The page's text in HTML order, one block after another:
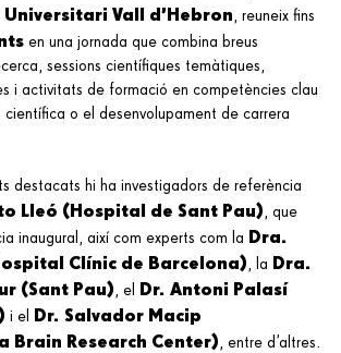
Vall d’Hebron, reuneix fins
en una jornada que combina breus
sessions científiques temàtiques,
i activitats de formació en competències clau
o el desenvolupament de carrera
destacats hi ha investigadors de referència
Lleó (Hospital de Sant Pau), que
inaugural, així com experts com la Dra.
Clínic de Barcelona), la Dra.
(Sant Pau), el Dr. Antoni Palasí
i el Dr. Salvador Macip
Brain Research Center), entre d’altres.